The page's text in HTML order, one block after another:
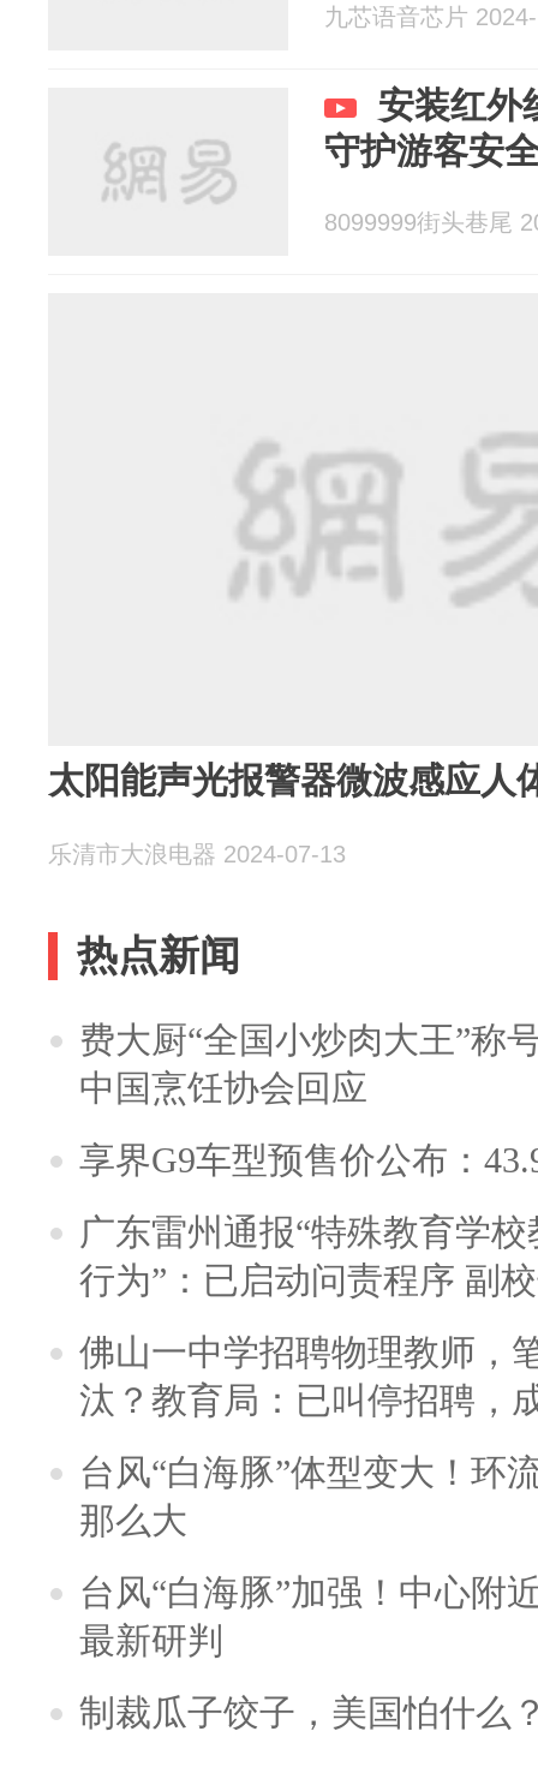
九芯语音芯片
安装红外
守护游客安
8099999街头巷尾
太阳能声光报警器微波感应人
乐清市大浪电器 2024-07-13
热点新闻
费大厨“全国小炒肉大王”称
中国烹饪协会回应
享界G9车型预售价公布：
广东雷州通报“特殊教育学
行为”：已启动问责程序 副
佛山一中学招聘物理教师，
汰？教育局：已叫停招聘，
台风“白海豚”体型变大！环
那么大
台风“白海豚”加强！中心附
最新研判
制裁瓜子饺子，美国怕什么